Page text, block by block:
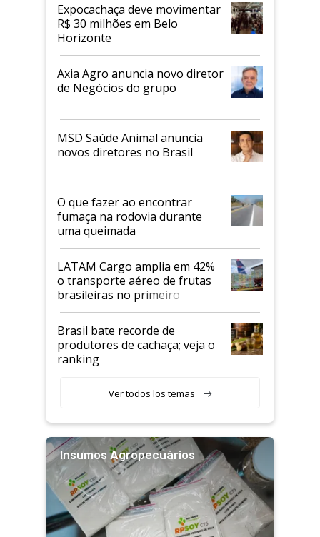
Expocachaça deve movimentar
R$ 30 milhões em Belo
Horizonte
Axia Agro anuncia novo diretor
de Negócios do grupo
MSD Saúde Animal anuncia
novos diretores no Brasil
O que fazer ao encontrar
fumaça na rodovia durante
uma queimada
LATAM Cargo amplia em 42%
o transporte aéreo de frutas
brasileiras no primeiro
semestre
Brasil bate recorde de
produtores de cachaça; veja o
ranking
Ver todos los temas
Insumos Agropecuários